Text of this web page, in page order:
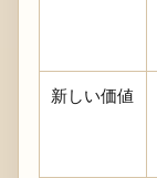
新しい価値